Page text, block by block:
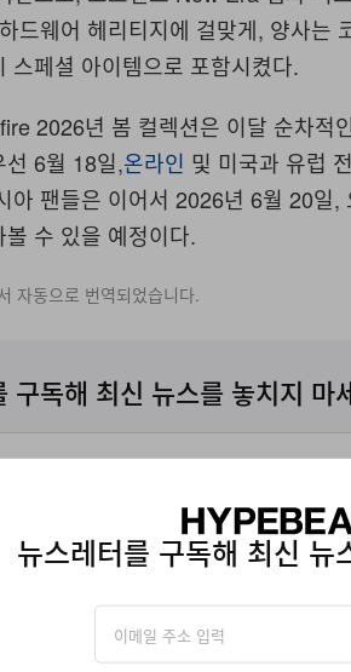
드웨어 헤리티지에 걸맞게, 양사는
스페셜 아이템으로 포함시켰다.
2026년 봄 컬렉션은 이달 순차적
선 6월 18일,온라인 및 미국과 유럽
아 팬들은 이어서 2026년 6월 20일,
수 있을 예정이다.
자동으로 번역되었습니다.
구독해 최신 뉴스를 놓치지 마
따라 자사의 관련이용약관에 동의한 것으로 간
뉴스레터를 구독해 최신 뉴